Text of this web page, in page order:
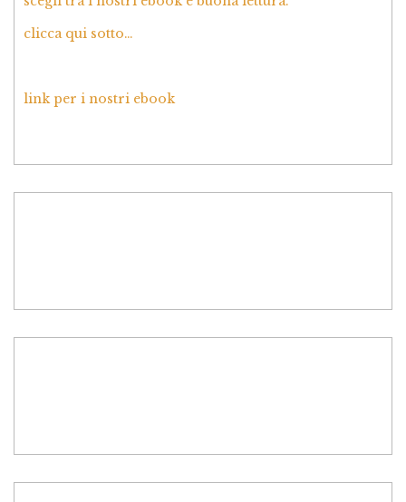
clicca qui sotto…
link per i nostri ebook